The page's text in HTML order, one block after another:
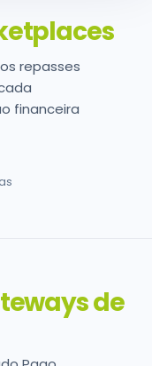
repasses
financeira
de